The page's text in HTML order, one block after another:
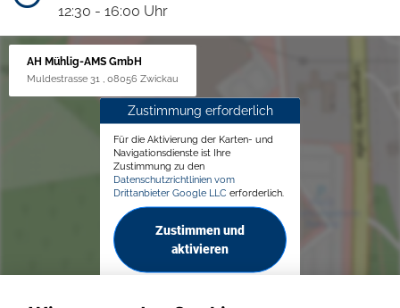
12:30 - 16:00 Uhr
AH Mühlig-AMS GmbH
Muldestrasse 31 , 08056 Zwickau
Zustimmung erforderlich
Für die Aktivierung der Karten- und
Navigationsdienste ist Ihre
Zustimmung zu den
Datenschutzrichtlinien vom
Drittanbieter Google LLC erforderlich.
Zustimmen und
aktivieren